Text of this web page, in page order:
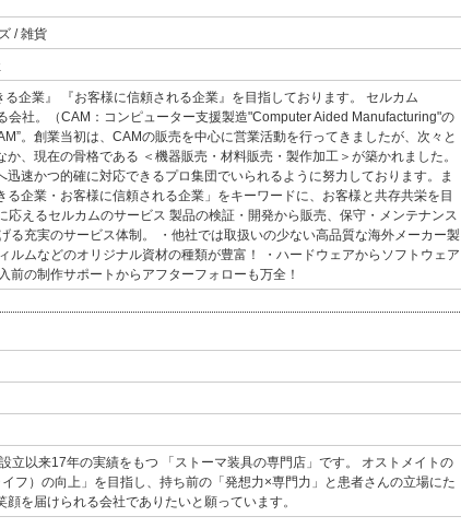
/ 雑貨
企業』 『お客様に信頼される企業』を目指しております。 セルカム
会社。（CAM：コンピューター支援製造"Computer Aided Manufacturing"の
。創業当初は、CAMの販売を中心に営業活動を行ってきましたが、次々と
、現在の骨格である ＜機器販売・材料販売・製作加工＞が築かれました。
速かつ的確に対応できるプロ集団でいられるように努力しております。ま
企業・お客様に信頼される企業」をキーワードに、お客様と共存共栄を目
応えるセルカムのサービス 製品の検証・開発から販売、保守・メンテナンス
る充実のサービス体制。 ・他社では取扱いの少ない高品質な海外メーカー製
ルムなどのオリジナル資材の種類が豊富！ ・ハードウェアからソフトウェア
前の制作サポートからアフターフォローも万全！
立以来17年の実績をもつ 「ストーマ装具の専門店」です。 オストメイトの
フ）の向上」を目指し、持ち前の「発想力×専門力」と患者さんの立場にた
を届けられる会社でありたいと願っています。